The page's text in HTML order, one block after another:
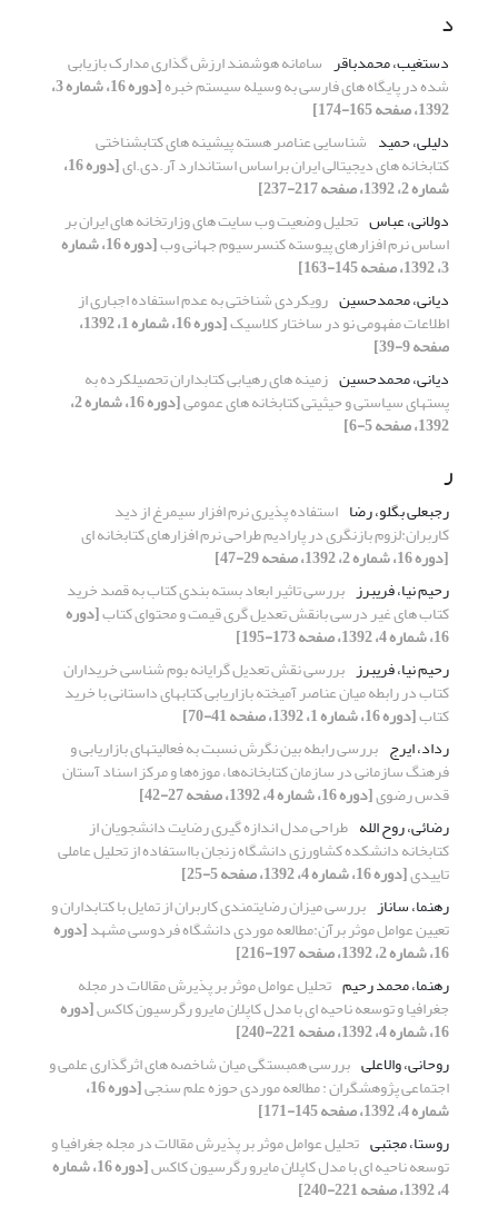
د
دستغیب، محمدباقر سامانه هوشمند ارزش گذاری مدارک بازیابی
شده در پایگاه های فارسی به وسیله سیستم خبره [دوره 16، شماره 3،
1392، صفحه 165-174]
دلیلی، حمید شناسایی عناصر هسته پیشینه های کتابشناختی
کتابخانه های دیجیتالی ایران براساس استاندارد آر.دی.ای [دوره 16،
شماره 2، 1392، صفحه 217-237]
دولانی، عباس تحلیل وضعیت وب سایت های وزارتخانه های ایران بر
اساس نرم افزارهای پیوسته کنسرسیوم جهانی وب [دوره 16، شماره
3، 1392، صفحه 145-163]
دیانی، محمدحسین رویکردی شناختی به عدم استفاده اجباری از
اطلاعات مفهومی نو در ساختار کلاسیک [دوره 16، شماره 1، 1392،
صفحه 9-39]
دیانی، محمدحسین زمینه های رهیابی کتابداران تحصیلکرده به
پستهای سیاستی و حیثیتی کتابخانه های عمومی [دوره 16، شماره 2،
1392، صفحه 5-6]
ر
رجبعلی بگلو، رضا استفاده پذیری نرم افزار سیمرغ از دید
کاربران:لزوم بازنگری در پارادیم طراحی نرم افزارهای کتابخانه ای
[دوره 16، شماره 2، 1392، صفحه 29-47]
رحیم نیا، فریبرز بررسی تاثیر ابعاد بسته بندی کتاب به قصد خرید
کتاب های غیر درسی بانقش تعدیل گری قیمت و محتوای کتاب[دوره
16، شماره 4، 1392، صفحه 173-195]
رحیم نیا، فریبرز بررسی نقش تعدیل گرایانه بوم شناسی خریداران
کتاب در رابطه میان عناصر آمیخته بازاریابی کتابهای داستانی با خرید
کتاب[دوره 16، شماره 1، 1392، صفحه 41-70]
رداد، ایرج بررسی رابطه بین نگرش نسبت به فعالیتهای بازاریابی و
فرهنگ سازمانی در سازمان کتابخانه‌ها، موزه‌ها و مرکز اسناد آستان
قدس رضوی[دوره 16، شماره 4، 1392، صفحه 27-42]
رضائی، روح الله طراحی مدل اندازه گیری رضایت دانشجویان از
کتابخانه دانشکده کشاورزی دانشگاه زنجان بااستفاده از تحلیل عاملی
تاییدی[دوره 16، شماره 4، 1392، صفحه 5-25]
رهنما، ساناز بررسی میزان رضایتمندی کاربران از تمایل با کتابداران و
تعیین عوامل موثر برآن:مطالعه موردی دانشگاه فردوسی مشهد[دوره
16، شماره 2، 1392، صفحه 197-216]
رهنما، محمد رحیم تحلیل عوامل موثر بر پذیرش مقالات در مجله
جغرافیا و توسعه ناحیه ای با مدل کاپلان مایرو رگرسیون کاکس[دوره
16، شماره 4، 1392، صفحه 221-240]
روحانی، والاعلی بررسی همبستگی میان شاخصه های اثرگذاری علمی و
اجتماعی پژوهشگران : مطالعه موردی حوزه علم سنجی [دوره 16،
شماره 4، 1392، صفحه 145-171]
روستا، مجتبی تحلیل عوامل موثر بر پذیرش مقالات در مجله جغرافیا و
توسعه ناحیه ای با مدل کاپلان مایرو رگرسیون کاکس [دوره 16، شماره
4، 1392، صفحه 221-240]